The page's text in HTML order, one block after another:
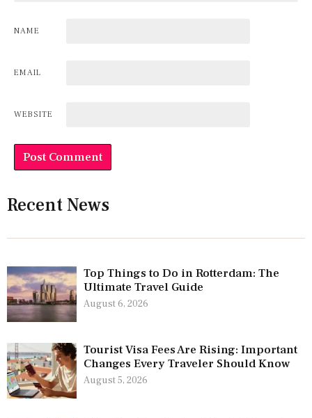
NAME
EMAIL
WEBSITE
Recent News
Top Things to Do in Rotterdam: The
Ultimate Travel Guide
August 6, 2026
Tourist Visa Fees Are Rising: Important
Changes Every Traveler Should Know
August 5, 2026